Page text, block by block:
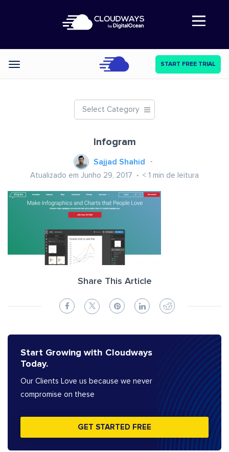
Abre a navegação
Categories START FREE TRIAL
Select Category
Infogram
Sajjad Shahid
Atualizado em Junho 29, 2017 < 1 min de leitura
Share This Article
Start Growing with Cloudways
Today.
Our Clients Love us because we never
compromise on these
GET STARTED FREE